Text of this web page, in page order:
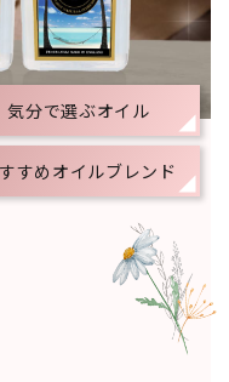
気分で選ぶオイル
すめオイルブレンド